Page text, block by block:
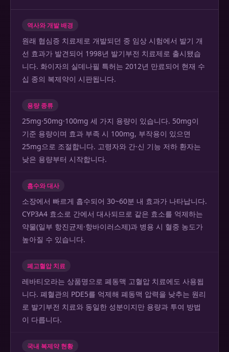
역사와 개발 배경
원래 협심증 치료제로 개발되던 중 임상 시험에서 발기 개
선 효과가 발견되어 1998년 발기부전 치료제로 출시됐습
니다. 화이자의 실데나필 특허는 2012년 만료되어 현재 수
십 종의 복제약이 시판됩니다.
용량 종류
25mg·50mg·100mg 세 가지 용량이 있습니다. 50mg이
기준 용량이며 효과 부족 시 100mg, 부작용이 있으면
25mg으로 조절합니다. 고령자와 간·신 기능 저하 환자는
낮은 용량부터 시작합니다.
흡수와 대사
소장에서 빠르게 흡수되어 30~60분 내 효과가 나타납니다.
CYP3A4 효소로 간에서 대사되므로 같은 효소를 억제하는
약물(일부 항진균제·항바이러스제)과 병용 시 혈중 농도가
높아질 수 있습니다.
폐고혈압 치료
레바티오라는 상품명으로 폐동맥 고혈압 치료에도 사용됩
니다. 폐혈관의 PDE5를 억제해 폐동맥 압력을 낮추는 원리
로 발기부전 치료와 동일한 성분이지만 용량과 투여 방법
이 다릅니다.
국내 복제약 현황